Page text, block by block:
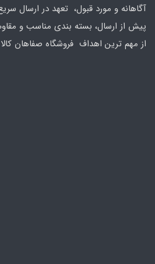
آگاهانه و مورد قبول، تعهد در ارسال
پیش از ارسال، بسته بندی مناسب و
از مهم ترین اهداف فروشگاه صفاهان